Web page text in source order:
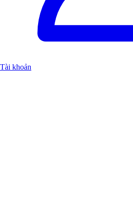
Tài khoản